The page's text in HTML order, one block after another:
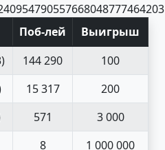
095479055766804877746420
Поб-лей
Выигрыш
144 290
100
15 317
200
571
3 000
8 1 000 000